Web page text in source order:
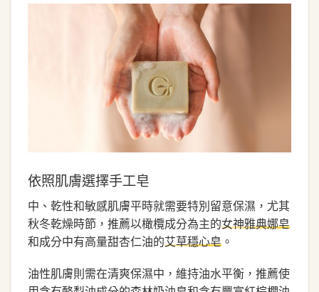
依照肌膚選擇手工皂
中、乾性和敏感肌膚平時就需要特別留意保濕，尤其
秋冬乾燥時節，推薦以橄欖成分為主的女神雅典娜皂
和成分中有高量甜杏仁油的艾草穩心皂 。
油性肌膚則需在清爽保濕中，維持油水平衡，推薦使